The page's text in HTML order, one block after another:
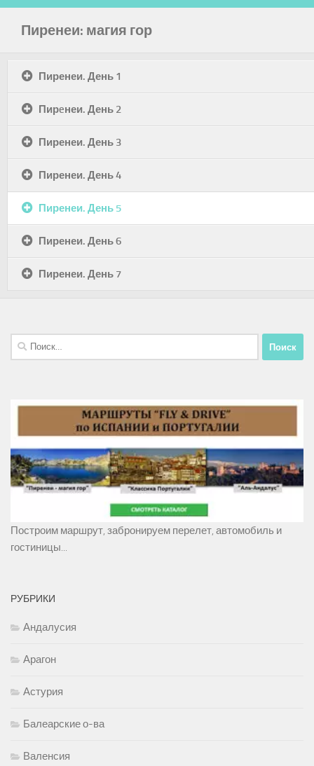
Пиренеи: магия гор
Пиренеи. День 1
Пирeнеи. День 2
Пиренеи. День 3
Пиренеи. День 4
Пиренеи. День 5
Пиренеи. День 6
Пиренеи. День 7
Найти:
Построим маршрут, забронируем перелет, автомобиль и
гостиницы...
РУБРИКИ
Андалусия
Арагон
Астурия
Балеарские о-ва
Валенсия